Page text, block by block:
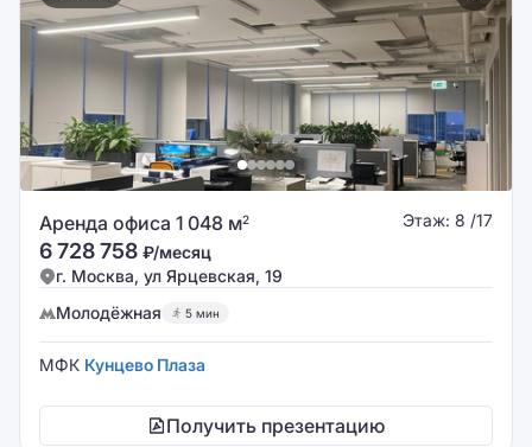
Аренда офиса 1 048 м2 Этаж: 8 /17
6 728 758 ₽/месяц
г. Москва, ул Ярцевская, 19
Молодёжная
5 мин
МФК Кунцево Плаза
Получить презентацию